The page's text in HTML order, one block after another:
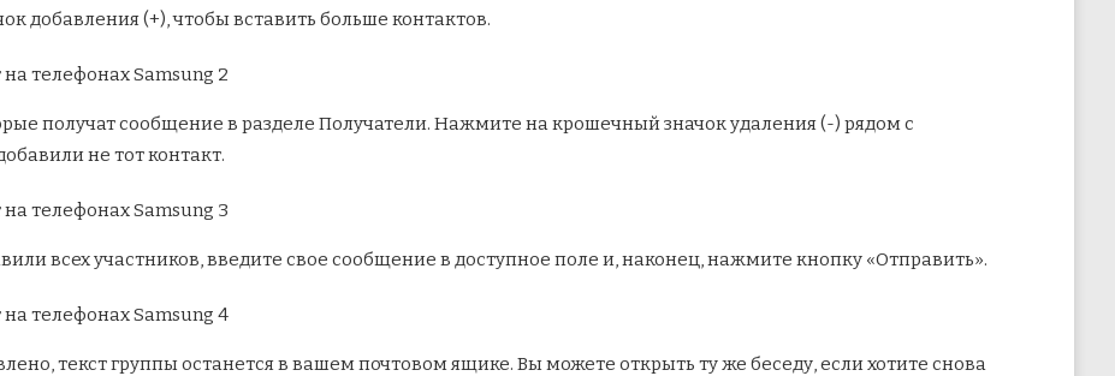
добавления (+), чтобы вставить больше контактов.
получат сообщение в разделе Получатели. Нажмите на крошечный значок удаления (-) рядом с
не тот контакт.
всех участников, введите свое сообщение в доступное поле и, наконец, нажмите кнопку «Отправить».
текст группы останется в вашем почтовом ящике. Вы можете открыть ту же беседу, если хотите снова